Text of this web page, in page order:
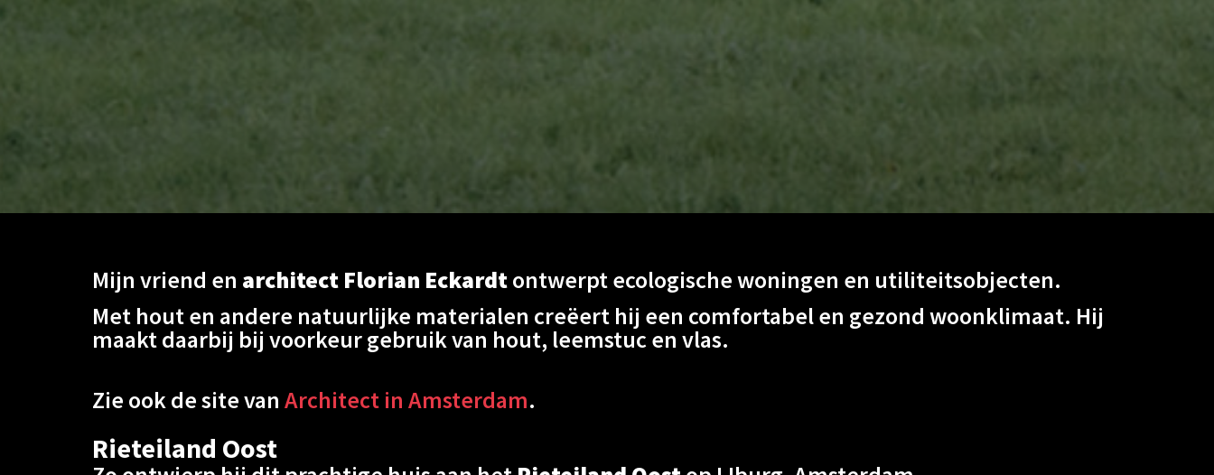
Mijn vriend en architect Florian Eckardtontwerpt ecologische woningen en utiliteitsobjecten.
Met hout en andere natuurlijke materialen creëert hij een comfortabel en gezond woonklimaat. Hij
maakt daarbij bij voorkeur gebruik van hout, leemstuc en vlas.
Zie ook de site van Architect in Amsterdam.
Rieteiland Oost